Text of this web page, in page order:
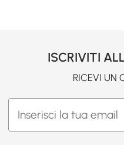
ISCRIVITI
RICEVI UN